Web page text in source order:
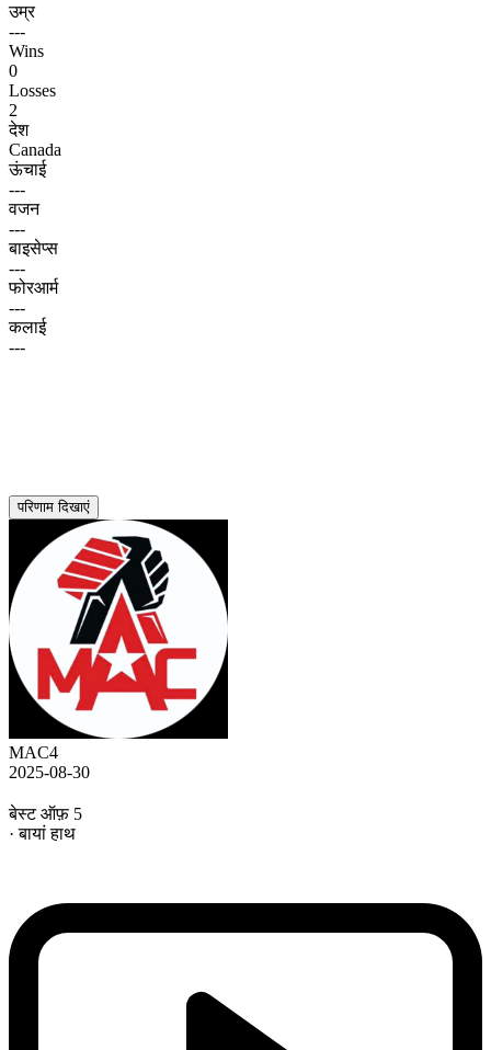
उम्र
---
Wins
0
Losses
2
देश
Canada
ऊंचाई
---
वजन
---
बाइसेप्स
---
फोरआर्म
---
कलाई
---
परिणाम दिखाएं
MAC4
2025-08-30
बेस्ट ऑफ़ 5
· बायां हाथ